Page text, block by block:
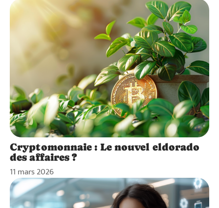
Cryptomonnaie : Le nouvel eldorado
des affaires ?
11 mars 2026